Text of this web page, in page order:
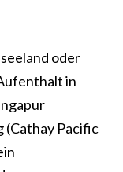
oder
in
(Cathay Pacific